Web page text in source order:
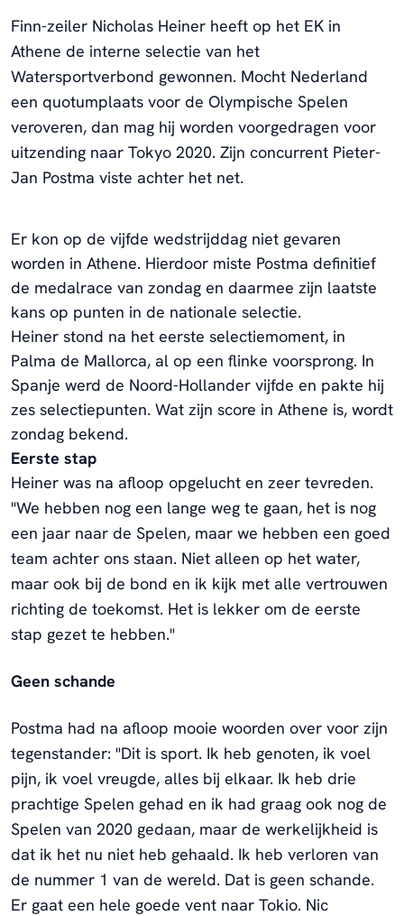
Finn-zeiler Nicholas Heiner heeft op het EK in
Athene de interne selectie van het
Watersportverbond gewonnen. Mocht Nederland
een quotumplaats voor de Olympische Spelen
veroveren, dan mag hij worden voorgedragen voor
uitzending naar Tokyo 2020. Zijn concurrent Pieter-
Jan Postma viste achter het net.
Er kon op de vijfde wedstrijddag niet gevaren
worden in Athene. Hierdoor miste Postma definitief
de medalrace van zondag en daarmee zijn laatste
kans op punten in de nationale selectie.
Heiner stond na het eerste selectiemoment, in
Palma de Mallorca, al op een flinke voorsprong. In
Spanje werd de Noord-Hollander vijfde en pakte hij
zes selectiepunten. Wat zijn score in Athene is, wordt
zondag bekend.
Eerste stap
Heiner was na afloop opgelucht en zeer tevreden.
"We hebben nog een lange weg te gaan, het is nog
een jaar naar de Spelen, maar we hebben een goed
team achter ons staan. Niet alleen op het water,
maar ook bij de bond en ik kijk met alle vertrouwen
richting de toekomst. Het is lekker om de eerste
stap gezet te hebben."
Geen schande
Postma had na afloop mooie woorden over voor zijn
tegenstander: "Dit is sport. Ik heb genoten, ik voel
pijn, ik voel vreugde, alles bij elkaar. Ik heb drie
prachtige Spelen gehad en ik had graag ook nog de
Spelen van 2020 gedaan, maar de werkelijkheid is
dat ik het nu niet heb gehaald. Ik heb verloren van
de nummer 1 van de wereld. Dat is geen schande.
Er gaat een hele goede vent naar Tokio. Nic